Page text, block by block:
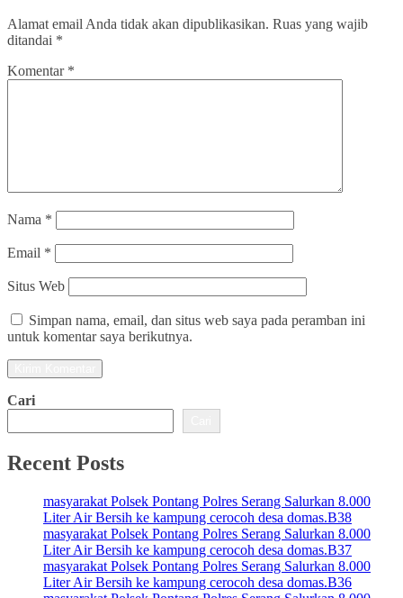
Alamat email Anda tidak akan dipublikasikan. Ruas yang wajib
ditandai *
Komentar *
Nama *
Email *
Situs Web
Simpan nama, email, dan situs web saya pada peramban ini
untuk komentar saya berikutnya.
Cari
Recent Posts
masyarakat Polsek Pontang Polres Serang Salurkan 8.000
Liter Air Bersih ke kampung cerocoh desa domas.B38
masyarakat Polsek Pontang Polres Serang Salurkan 8.000
Liter Air Bersih ke kampung cerocoh desa domas.B37
masyarakat Polsek Pontang Polres Serang Salurkan 8.000
Liter Air Bersih ke kampung cerocoh desa domas.B36